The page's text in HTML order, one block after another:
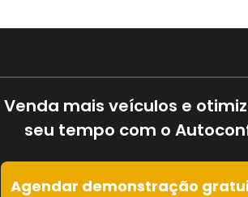
Venda mais veículos e
seu tempo com o
Agendar demonstração